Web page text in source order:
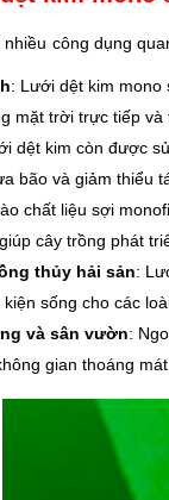
công dụng
: Lưới dệt kim mono
mặt trời trực tiếp
dệt kim còn được
bão và giảm thiểu
chất liệu sợi
cây trồng phát
thủy hải sản:
sống cho các
và sân vườn:
gian thoáng